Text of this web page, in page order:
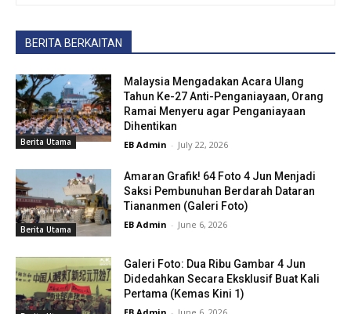
BERITA BERKAITAN
Berita Utama
Malaysia Mengadakan Acara Ulang
Tahun Ke-27 Anti-Penganiayaan, Orang
Ramai Menyeru agar Penganiayaan
Dihentikan
EB Admin - July 22, 2026
Berita Utama
Amaran Grafik! 64 Foto 4 Jun Menjadi
Saksi Pembunuhan Berdarah Dataran
Tiananmen (Galeri Foto)
EB Admin - June 6, 2026
Galeri Foto: Dua Ribu Gambar 4 Jun
Didedahkan Secara Eksklusif Buat Kali
Pertama (Kemas Kini 1)